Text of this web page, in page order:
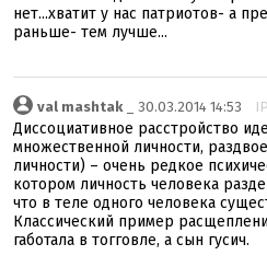
нет...хватит у нас патриотов- а
раньше- тем лучше...
val mashtak _ 30.03.2014 14:53
Диссоциативное расстройство
множественной личности,
личности) – очень редкое
котором личность человека
что в теле одного человека
Классический пример
габотала в тогговле, а сын гусич.